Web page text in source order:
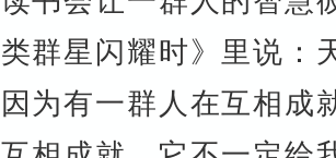
类群星闪耀时》 里说：
因为有一群人在互相成